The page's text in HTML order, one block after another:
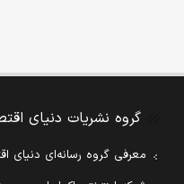
گروه نشریات دنیای
معرفی گروه رسانه‌ای دنیای